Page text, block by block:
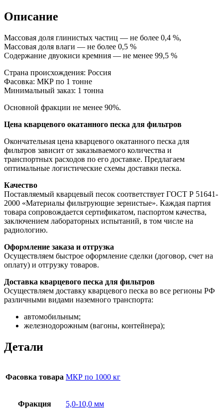
10,0
мм
Описание
Массовая доля глинистых частиц — не более 0,4 %,
Массовая доля влаги — не более 0,5 %
Содержание двуокиси кремния — не менее 99,5 %
Страна происхождения: Россия
Фасовка: МКР по 1 тонне
Минимальный заказ: 1 тонна
Основной фракции не менее 90%.
Цена кварцевого окатанного песка для фильтров
Окончательная цена кварцевого окатанного песка для
фильтров зависит от заказываемого количества и
транспортных расходов по его доставке. Предлагаем
оптимальные логистические схемы доставки песка.
Качество
Поставляемый кварцевый песок соответствует ГОСТ Р 51641-
2000 «Материалы фильтрующие зернистые». Каждая партия
товара сопровождается сертификатом, паспортом качества,
заключением лабораторных испытаний, в том числе на
радиологию.
Оформление заказа и отгрузка
Осуществляем быстрое оформление сделки (договор, счет на
оплату) и отгрузку товаров.
Доставка кварцевого песка для фильтров
Осуществляем доставку кварцевого песка во все регионы РФ
различными видами наземного транспорта:
автомобильным;
железнодорожным (вагоны, контейнера);
Детали
Фасовка товара МКР по 1000 кг
Фракция 5,0-10,0 мм